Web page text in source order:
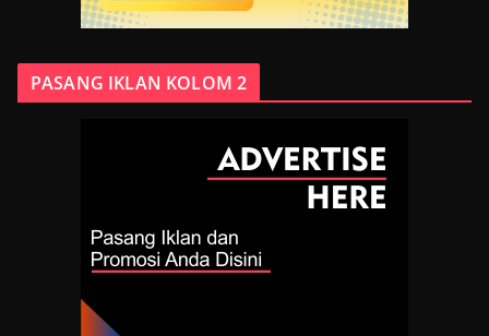
PASANG IKLAN KOLOM 2